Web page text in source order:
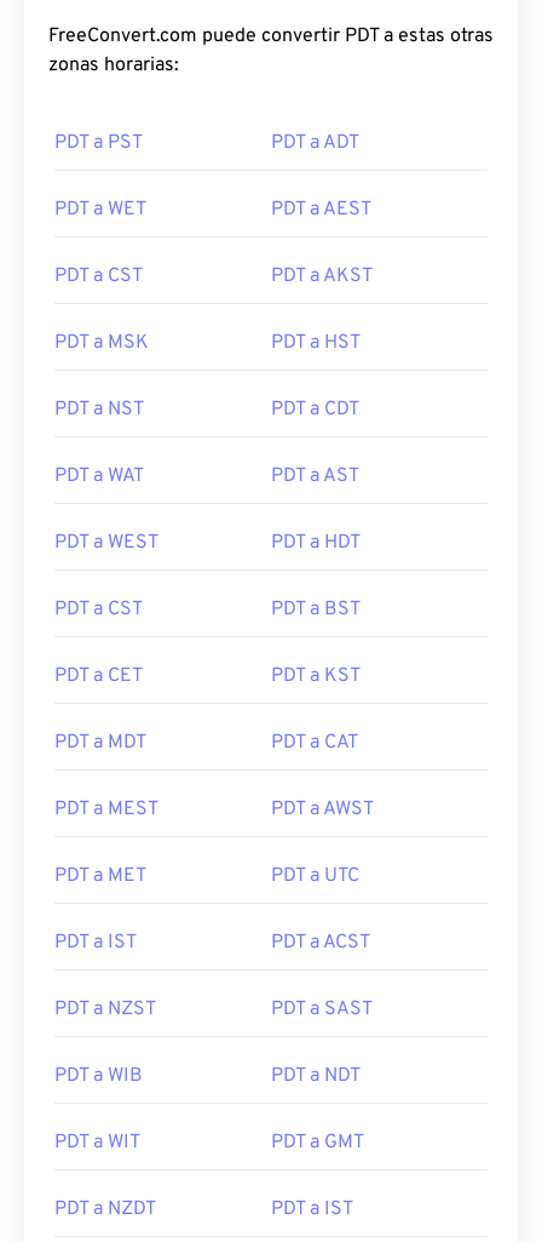
FreeConvert.com puede convertir PDT a estas otras
zonas horarias:
PDT a PST PDT a ADT
PDT a WET PDT a AEST
PDT a CST PDT a AKST
PDT a MSK PDT a HST
PDT a NST PDT a CDT
PDT a WAT PDT a AST
PDT a WEST PDT a HDT
PDT a CST PDT a BST
PDT a CET PDT a KST
PDT a MDT PDT a CAT
PDT a MEST PDT a AWST
PDT a MET PDT a UTC
PDT a IST PDT a ACST
PDT a NZST PDT a SAST
PDT a WIB PDT a NDT
PDT a WIT PDT a GMT
PDT a NZDT PDT a IST